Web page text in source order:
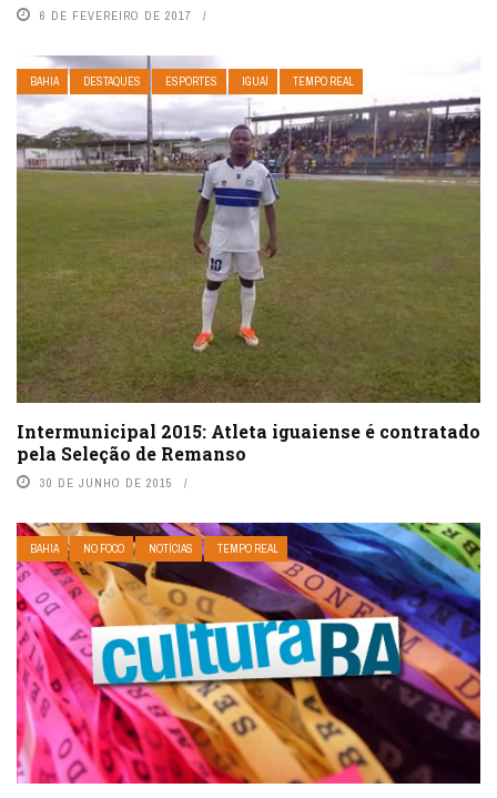
6 DE FEVEREIRO DE 2017
BAHIA DESTAQUES ESPORTES IGUAÍ TEMPO REAL
Intermunicipal 2015: Atleta iguaiense é contratado
pela Seleção de Remanso
30 DE JUNHO DE 2015
BAHIA NO FOCO NOTÍCIAS TEMPO REAL